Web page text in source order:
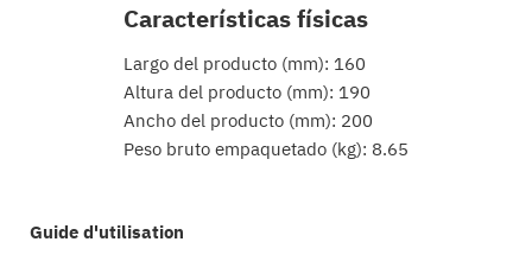
Características físicas
Largo del producto (mm): 160
Altura del producto (mm): 190
Ancho del producto (mm): 200
Peso bruto empaquetado (kg): 8.65
Guide d'utilisation